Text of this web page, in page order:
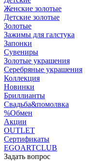
Женские золотые
Детские золотые
Золотые
Зажимы для галстука
Запонки
Сувениры
Золотые украшения
Серебряные украшения
Коллекция
Новинки
Бриллианты
Свадьба&помолвка
%Обмен
Акции
OUTLET
Сертификаты
EGOARTCLUB
Задать вопрос